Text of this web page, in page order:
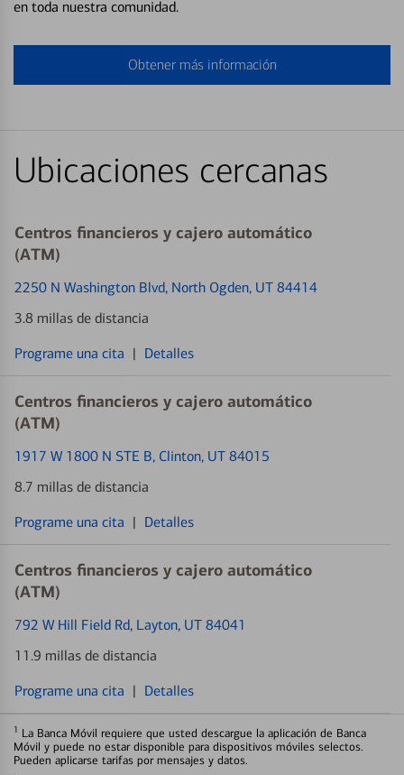
en toda nuestra comunidad.
Obtener más información
Ubicaciones cercanas
Centros financieros y cajero automático
(ATM)
2250 N Washington Blvd, North Ogden, UT 84414
3.8 millas de distancia
Programe una cita | Detalles
Centros financieros y cajero automático
(ATM)
1917 W 1800 N STE B, Clinton, UT 84015
8.7 millas de distancia
Programe una cita | Detalles
Centros financieros y cajero automático
(ATM)
792 W Hill Field Rd, Layton, UT 84041
11.9 millas de distancia
Programe una cita | Detalles
1 La Banca Móvil requiere que usted descargue la aplicación de Banca
Móvil y puede no estar disponible para dispositivos móviles selectos.
Pueden aplicarse tarifas por mensajes y datos.